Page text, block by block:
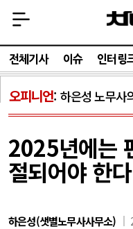
전체기사 이슈 인터링
오피니언 하은성 노무사
2025년에는
절되어야 한다
하은성(샛별노무사사무소)